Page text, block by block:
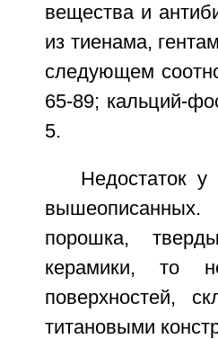
вещества и
из тиенама,
следующем
65-89; кальций-
5.
Недостаток
порошка,
керамики, то
поверхностей,
титановыми